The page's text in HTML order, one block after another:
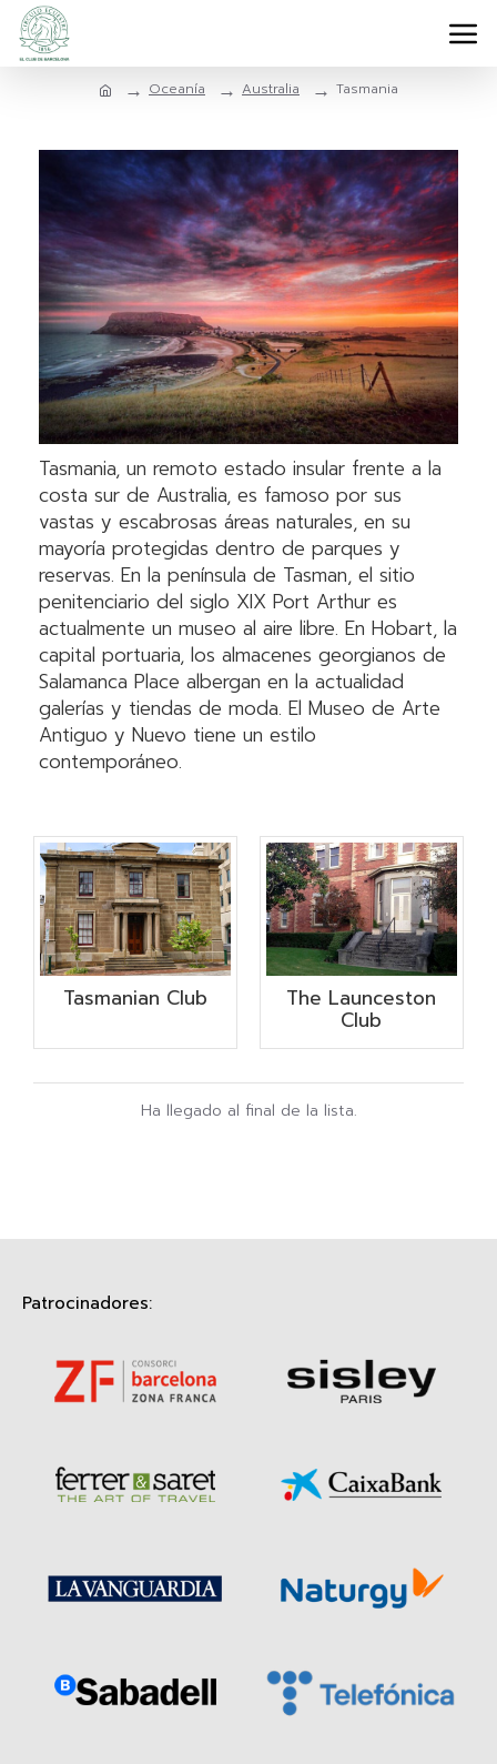
Oceanía Australia Tasmania
Tasmania, un remoto estado insular frente a la
costa sur de Australia, es famoso por sus
vastas y escabrosas áreas naturales, en su
mayoría protegidas dentro de parques y
reservas. En la península de Tasman, el sitio
penitenciario del siglo XIX Port Arthur es
actualmente un museo al aire libre. En Hobart, la
capital portuaria, los almacenes georgianos de
Salamanca Place albergan en la actualidad
galerías y tiendas de moda. El Museo de Arte
Antiguo y Nuevo tiene un estilo
contemporáneo.
Tasmanian Club The Launceston
Club
Ha llegado al final de la lista.
Patrocinadores: